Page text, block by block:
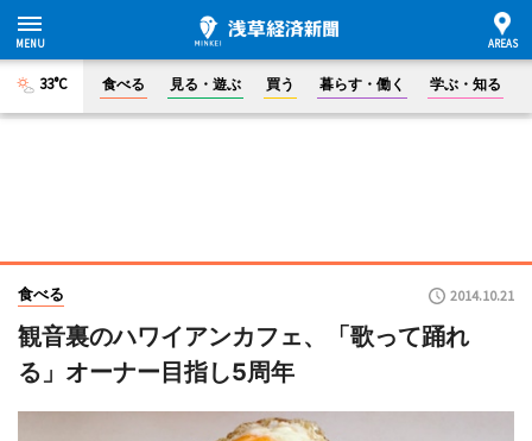
33°C 食べる 見る・遊ぶ 買う 暮らす・働く 学ぶ・知る
食べる 2014.10.21
観音裏のハワイアンカフェ、「歌って踊れ
る」オーナー目指し5周年